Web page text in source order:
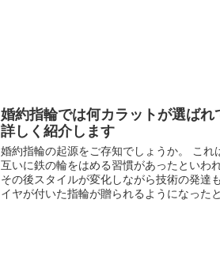
婚約指輪では何カラットが選ばれ
詳しく紹介します
婚約指輪の起源をご存知でしょうか。 これ
互いに鉄の輪をはめる習慣があったといわ
その後スタイルが変化しながら技術の発達
イヤが付いた指輪が贈られるようになった